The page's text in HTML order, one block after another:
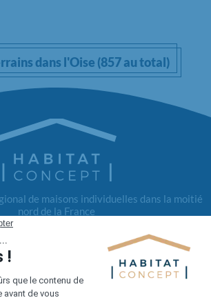
dans l'Oise (857 au total)
de maisons individuelles dans la moitié
nord de la France